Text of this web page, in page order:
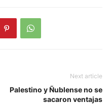
Next article
Palestino y Ñublense no se
sacaron ventajas